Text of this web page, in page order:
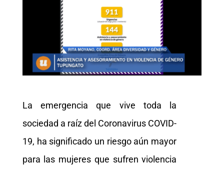
La emergencia que vive toda la
sociedad a raíz del Coronavirus COVID-
19, ha significado un riesgo aún mayor
para las mujeres que sufren violencia